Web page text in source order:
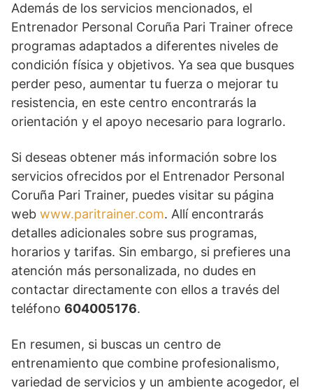
Además de los servicios mencionados, el
Entrenador Personal Coruña Pari Trainer ofrece
programas adaptados a diferentes niveles de
condición física y objetivos. Ya sea que busques
perder peso, aumentar tu fuerza o mejorar tu
resistencia, en este centro encontrarás la
orientación y el apoyo necesario para lograrlo.
Si deseas obtener más información sobre los
servicios ofrecidos por el Entrenador Personal
Coruña Pari Trainer, puedes visitar su página
web www.paritrainer.com. Allí encontrarás
detalles adicionales sobre sus programas,
horarios y tarifas. Sin embargo, si prefieres una
atención más personalizada, no dudes en
contactar directamente con ellos a través del
teléfono 604005176.
En resumen, si buscas un centro de
entrenamiento que combine profesionalismo,
variedad de servicios y un ambiente acogedor, el